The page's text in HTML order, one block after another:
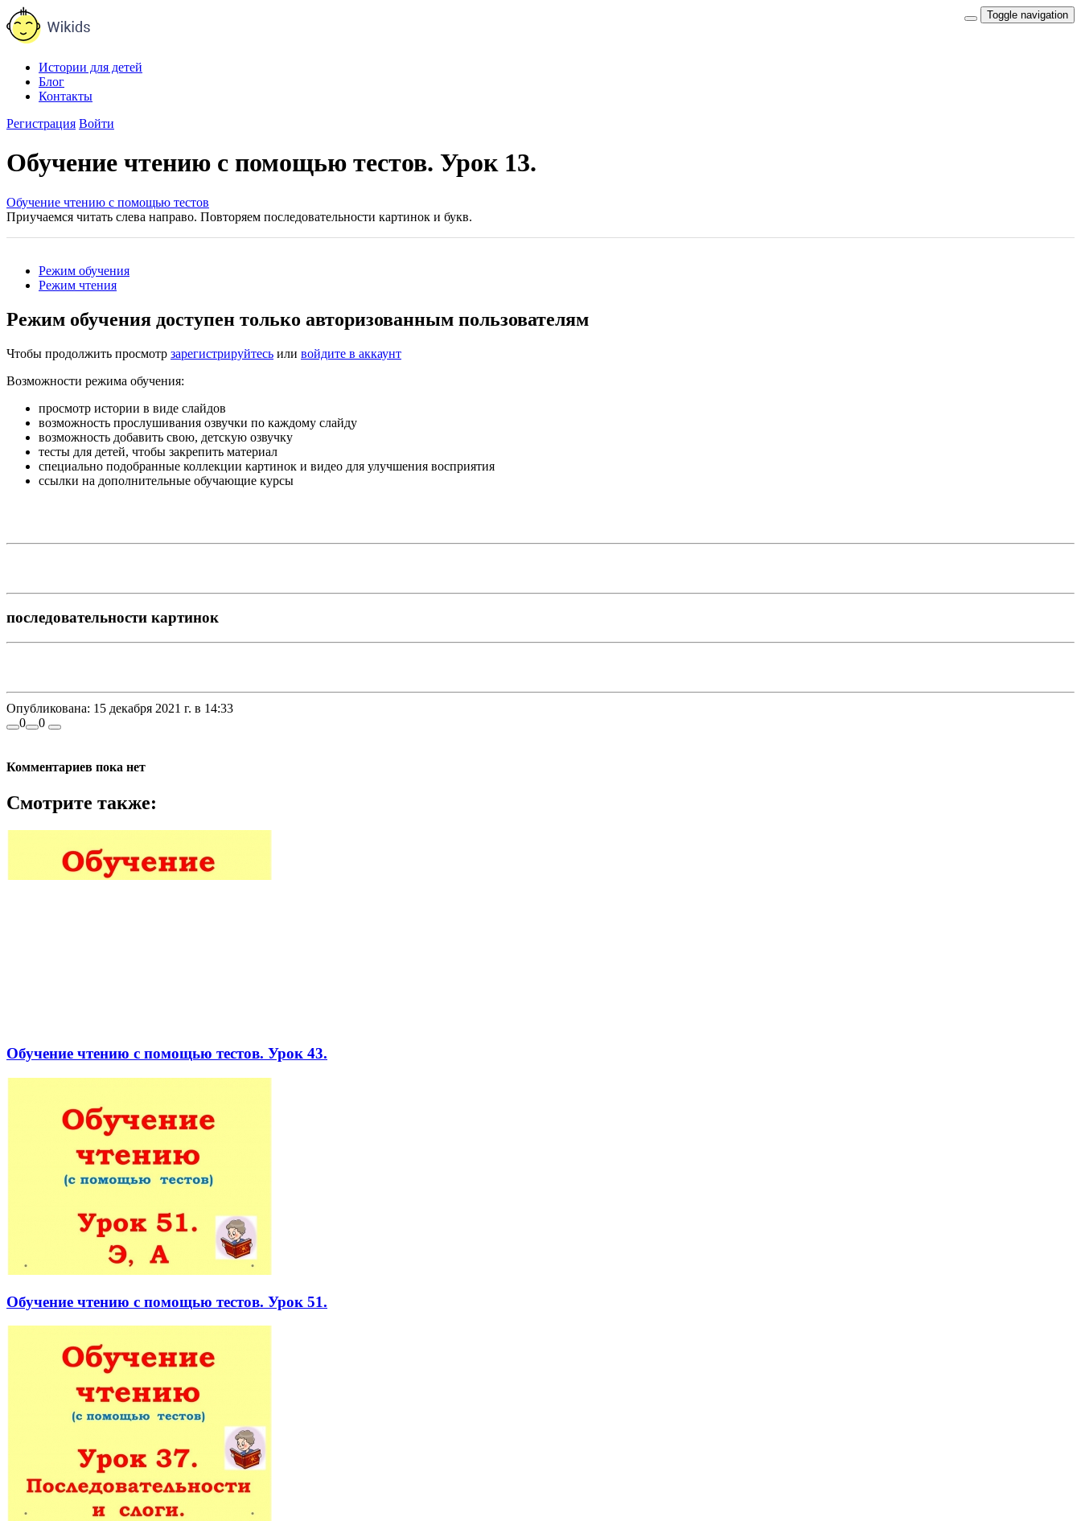
Toggle navigation
Истории для детей
Блог
Контакты
Регистрация Войти
Обучение чтению с помощью тестов. Урок 13.
Обучение чтению с помощью тестов
Приучаемся читать слева направо. Повторяем последовательности картинок и букв.
Режим обучения
Режим чтения
Режим обучения доступен только авторизованным пользователям
Чтобы продолжить просмотр зарегистрируйтесь или войдите в аккаунт
Возможности режима обучения:
просмотр истории в виде слайдов
возможность прослушивания озвучки по каждому слайду
возможность добавить свою, детскую озвучку
тесты для детей, чтобы закрепить материал
специально подобранные коллекции картинок и видео для улучшения восприятия
ссылки на дополнительные обучающие курсы
последовательности картинок
Опубликована: 15 декабря 2021 г. в 14:33
0
0
Комментариев пока нет
Смотрите также:
Обучение чтению с помощью тестов. Урок 43.
Обучение чтению с помощью тестов. Урок 51.